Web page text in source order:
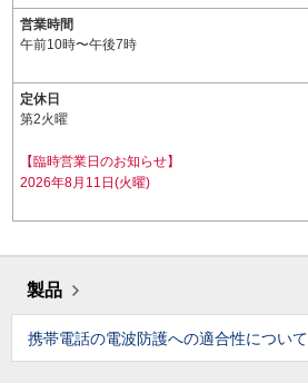
営業時間
午前10時〜午後7時
定休日
第2火曜
【臨時営業日のお知らせ】
2026年8月11日(火曜)
製品
携帯電話の電波防護への適合性について